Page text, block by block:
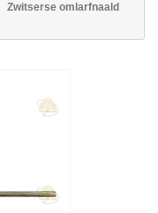
Zwitserse omlarfnaald